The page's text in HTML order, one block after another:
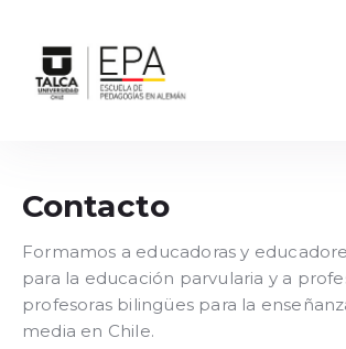
Contacto
Formamos a educadoras y
para la educación parvularia y a
profesoras bilingües para la
media en Chile.